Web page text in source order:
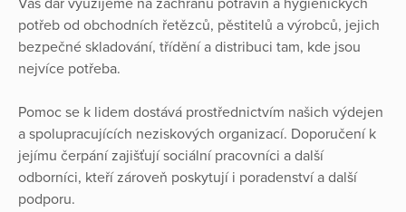
potřeb od obchodních řetězců, pěstitelů a výrobců, jejich
bezpečné skladování, třídění a distribuci tam, kde jsou
nejvíce potřeba.
Pomoc se k lidem dostává prostřednictvím našich výdejen
a spolupracujících neziskových organizací. Doporučení k
jejímu čerpání zajišťují sociální pracovníci a další
odborníci, kteří zároveň poskytují i poradenství a další
podporu.